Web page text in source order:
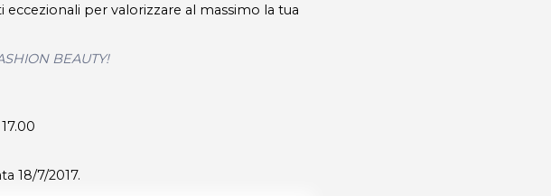
eccezionali per valorizzare al massimo la tua
BEAUTY!
18/7/2017.